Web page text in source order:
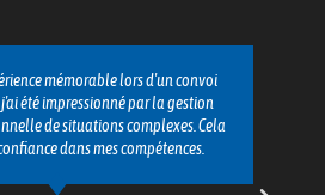
mémorable lors d'un convoi
été impressionné par la gestion
de situations complexes. Cela
dans mes compétences.